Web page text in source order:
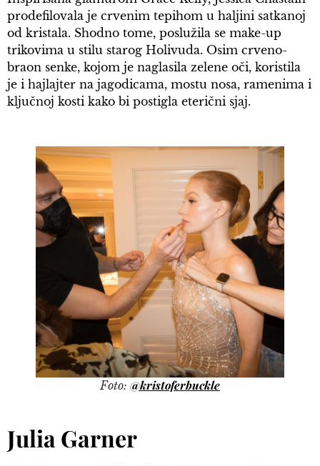
prodefilovala je crvenim tepihom u haljini satkanoj
od kristala. Shodno tome, poslužila se make-up
trikovima u stilu starog Holivuda. Osim crveno-
braon senke, kojom je naglasila zelene oči, koristila
je i hajlajter na jagodicama, mostu nosa, ramenima i
ključnoj kosti kako bi postigla eterični sjaj.
Foto: @kristoferbuckle
Julia Garner